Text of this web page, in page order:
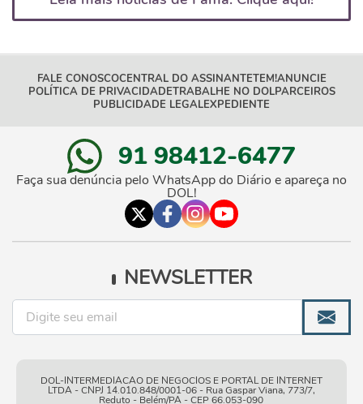
FALE CONOSCOCENTRAL DO ASSINANTETEM!ANUNCIE
POLÍTICA DE PRIVACIDADETRABALHE NO DOLPARCEIROS
PUBLICIDADE LEGALEXPEDIENTE
91 98412-6477
Faça sua denúncia pelo WhatsApp do Diário e apareça no
DOL!
NEWSLETTER
DOL-INTERMEDIACAO DE NEGOCIOS E PORTAL DE INTERNET
LTDA - CNPJ 14.010.848/0001-06 - Rua Gaspar Viana, 773/7,
Reduto - Belém/PA - CEP 66.053-090